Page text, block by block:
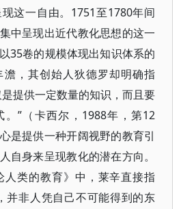
这一自由。1751至1780年间
中呈现出近代教化思想的这一
35卷的规模体现出知识体系的
，其创始人狄德罗却明确指
提供一定数量的知识，而且要
”（卡西尔，1988年，第12
是提供一种开阔视野的教育引
自身来呈现教化的潜在方向。
人类的教育》中，莱辛直接指
并非人凭自己不可能得到的东